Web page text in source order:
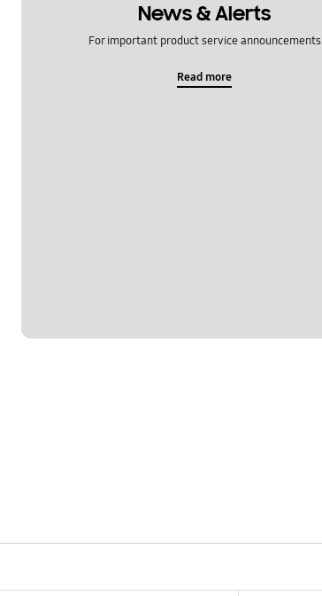
News & Alerts
For important product service announcements
Read more